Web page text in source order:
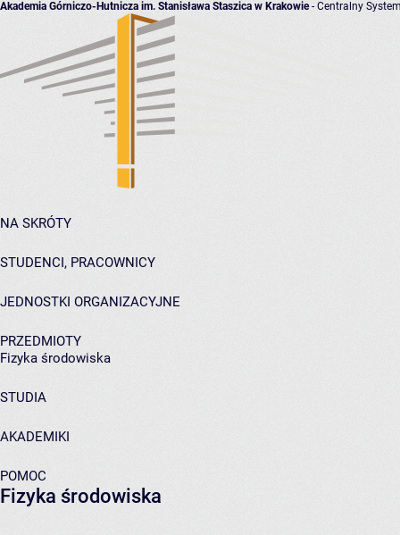
Akademia Górniczo-Hutnicza im. Stanisława Staszica w Krakowie- Centralny
NA SKRÓTY
STUDENCI, PRACOWNICY
JEDNOSTKI ORGANIZACYJNE
PRZEDMIOTY
Fizyka środowiska
STUDIA
AKADEMIKI
POMOC
Fizyka środowiska